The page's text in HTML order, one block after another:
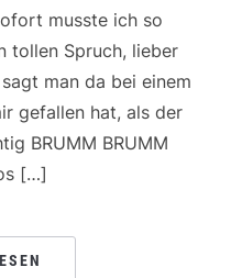
musste ich so
tollen Spruch, lieber
man da bei einem
gefallen hat, als der
BRUMM BRUMM
[…]